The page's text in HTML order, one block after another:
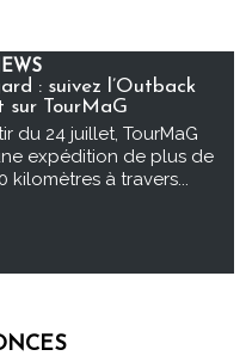
: suivez l’Outback
sur TourMaG
du 24 juillet, TourMaG
expédition de plus de
kilomètres à travers...